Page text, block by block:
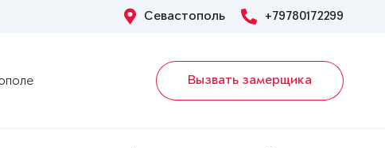
Севастополь +79780172299
Вызвать замерщика